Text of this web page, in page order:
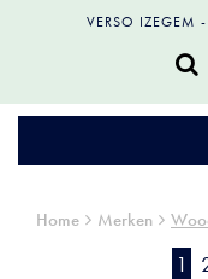
VERSO IZEGEM
Home Merken
1